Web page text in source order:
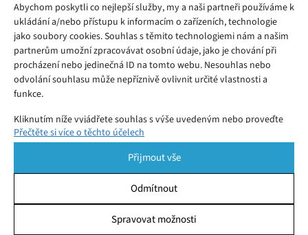
Abychom poskytli co nejlepší služby, my a naši partneři používáme k
ukládání a/nebo přístupu k informacím o zařízeních, technologie
jako soubory cookies. Souhlas s těmito technologiemi nám a našim
partnerům umožní zpracovávat osobní údaje, jako je chování při
procházení nebo jedinečná ID na tomto webu. Nesouhlas nebo
odvolání souhlasu může nepříznivě ovlivnit určité vlastnosti a
funkce.
Kliknutím níže vyjádřete souhlas s výše uvedeným nebo proveďte
podrobnější rozhodnutí. Vaše volby budou použity pouze na tomto
pomocí přepínačů v Zásadách cookies nebo kliknutím na tlačítko
Spravovat souhlas ve spodní části obrazovky.
Přečtěte si více o těchto účelech
Přijmout vše
Odmítnout
Spravovat možnosti
Nový monitor Philips Evnia je synonymem
špičkového obrazu
Čtvrtek 30. 07. 2026
Nový 32palcový QD-OLED herní monitor Philips Evnia nabídne
špičkový obraz, který uchvátí každého hráče i běžného